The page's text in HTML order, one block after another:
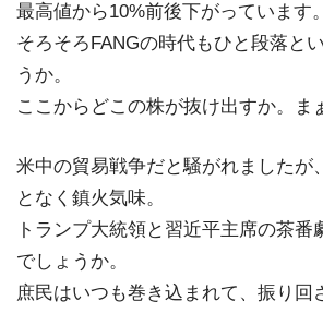
最高値から10%前後下がっています。
そろそろFANGの時代もひと段落と
うか。
ここからどこの株が抜け出すか。ま
米中の貿易戦争だと騒がれましたが
となく鎮火気味。
トランプ大統領と習近平主席の茶番
でしょうか。
庶民はいつも巻き込まれて、振り回